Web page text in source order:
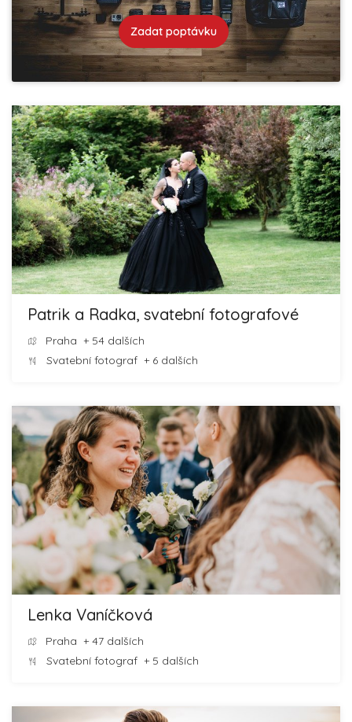
Zadat poptávku
Patrik a Radka, svatební fotografové
Praha + 54 dalších
Svatební fotograf + 6 dalších
Lenka Vaníčková
Praha + 47 dalších
Svatební fotograf + 5 dalších